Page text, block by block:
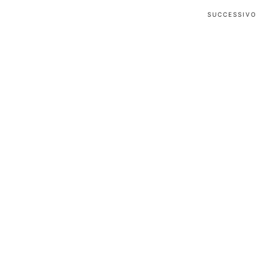
SUCCESSIVO